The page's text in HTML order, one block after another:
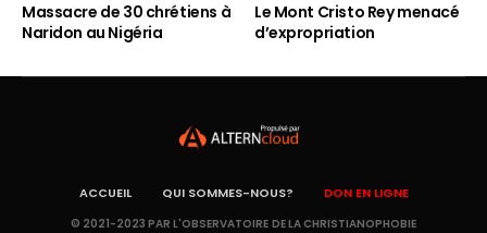
Massacre de 30 chrétiens à
Naridon au Nigéria
Le Mont Cristo Rey menacé
d’expropriation
ACCUEIL QUI SOMMES-NOUS? DON EN LIGNE
© 2021-2023 PAR L'OBSERVATOIRE DE LA CHRISTIANOPHOBIE